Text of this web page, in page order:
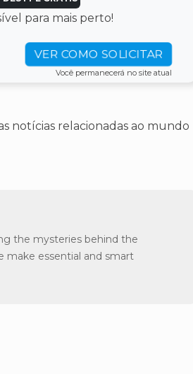
para mais perto!
VER COMO SOLICITAR
Você permanecerá no site atual
notícias relacionadas ao mundo
the mysteries behind the
make essential and smart